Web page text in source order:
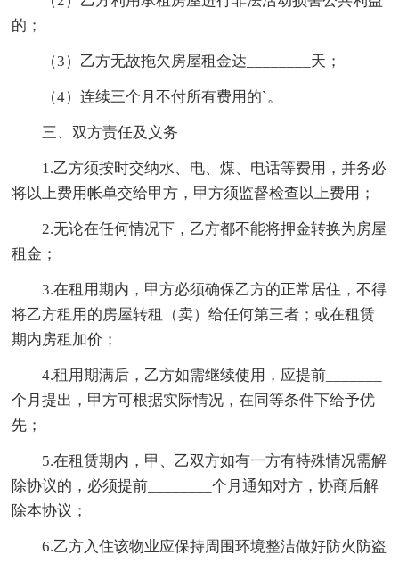
的；
（3）乙方无故拖欠房屋租金达________天；
（4）连续三个月不付所有费用的`。
三、双方责任及义务
1.乙方须按时交纳水、电、煤、电话等费用，并务必
将以上费用帐单交给甲方，甲方须监督检查以上费用；
2.无论在任何情况下，乙方都不能将押金转换为房屋
租金；
3.在租用期内，甲方必须确保乙方的正常居住，不得
将乙方租用的房屋转租（卖）给任何第三者；或在租赁
期内房租加价；
4.租用期满后，乙方如需继续使用，应提前_______
个月提出，甲方可根据实际情况，在同等条件下给予优
先；
5.在租赁期内，甲、乙双方如有一方有特殊情况需解
除协议的，必须提前________个月通知对方，协商后解
除本协议；
6.乙方入住该物业应保持周围环境整洁做好防火防盗